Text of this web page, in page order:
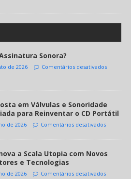
Sonora?
de 2026 Comentários desativados
em Válvulas e Sonoridade
para Reinventar o CD Portátil
de 2026 Comentários desativados
a Scala Utopia com Novos
e Tecnologias
de 2026 Comentários desativados